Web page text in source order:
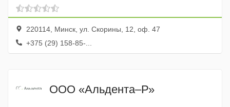
220114, Минск, ул. Скорины, 12, оф. 47
+375 (29) 158-85-...
ООО «Альдента–Р»